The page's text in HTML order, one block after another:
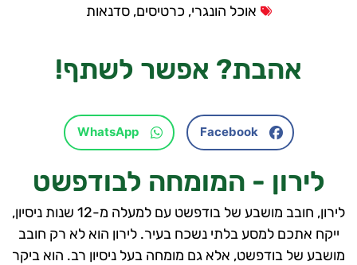
אוכל הונגרי, כרטיסים,סדנאות
אהבת? אפשר לשתף!
Facebook
WhatsApp
לירון - המומחה לבודפשט
לירון, חובב מושבע של בודפשט עם למעלה מ-12 שנות ניסיון,
ייקח אתכם למסע בלתי נשכח בעיר. לירון הוא לא רק חובב
מושבע של בודפשט, אלא גם מומחה בעל ניסיון רב. הוא ביקר